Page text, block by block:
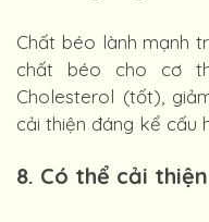
Chất béo lành mạnh
chất béo cho cơ
Cholesterol (tốt),
cải thiện đáng kể cấu
8. Có thể cải